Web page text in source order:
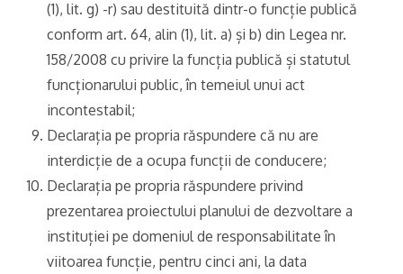
(1), lit. g) -r) sau destituită dintr-o funcție publică
conform art. 64, alin (1), lit. a) și b) din Legea nr.
158/2008 cu privire la funcția publică și statutul
funcționarului public, în temeiul unui act
incontestabil;
Declarația pe propria răspundere că nu are
interdicție de a ocupa funcții de conducere;
Declarația pe propria răspundere privind
prezentarea proiectului planului de dezvoltare a
instituției pe domeniul de responsabilitate în
viitoarea funcție, pentru cinci ani, la data